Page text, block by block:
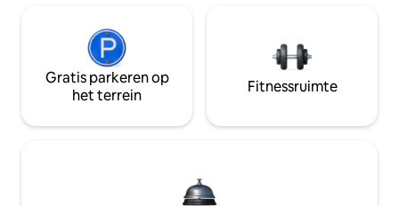
Gratis parkeren op
het terrein
Fitnessruimte